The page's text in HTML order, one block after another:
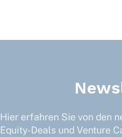
Hier erfahren Sie von den
Equity-Deals und Venture